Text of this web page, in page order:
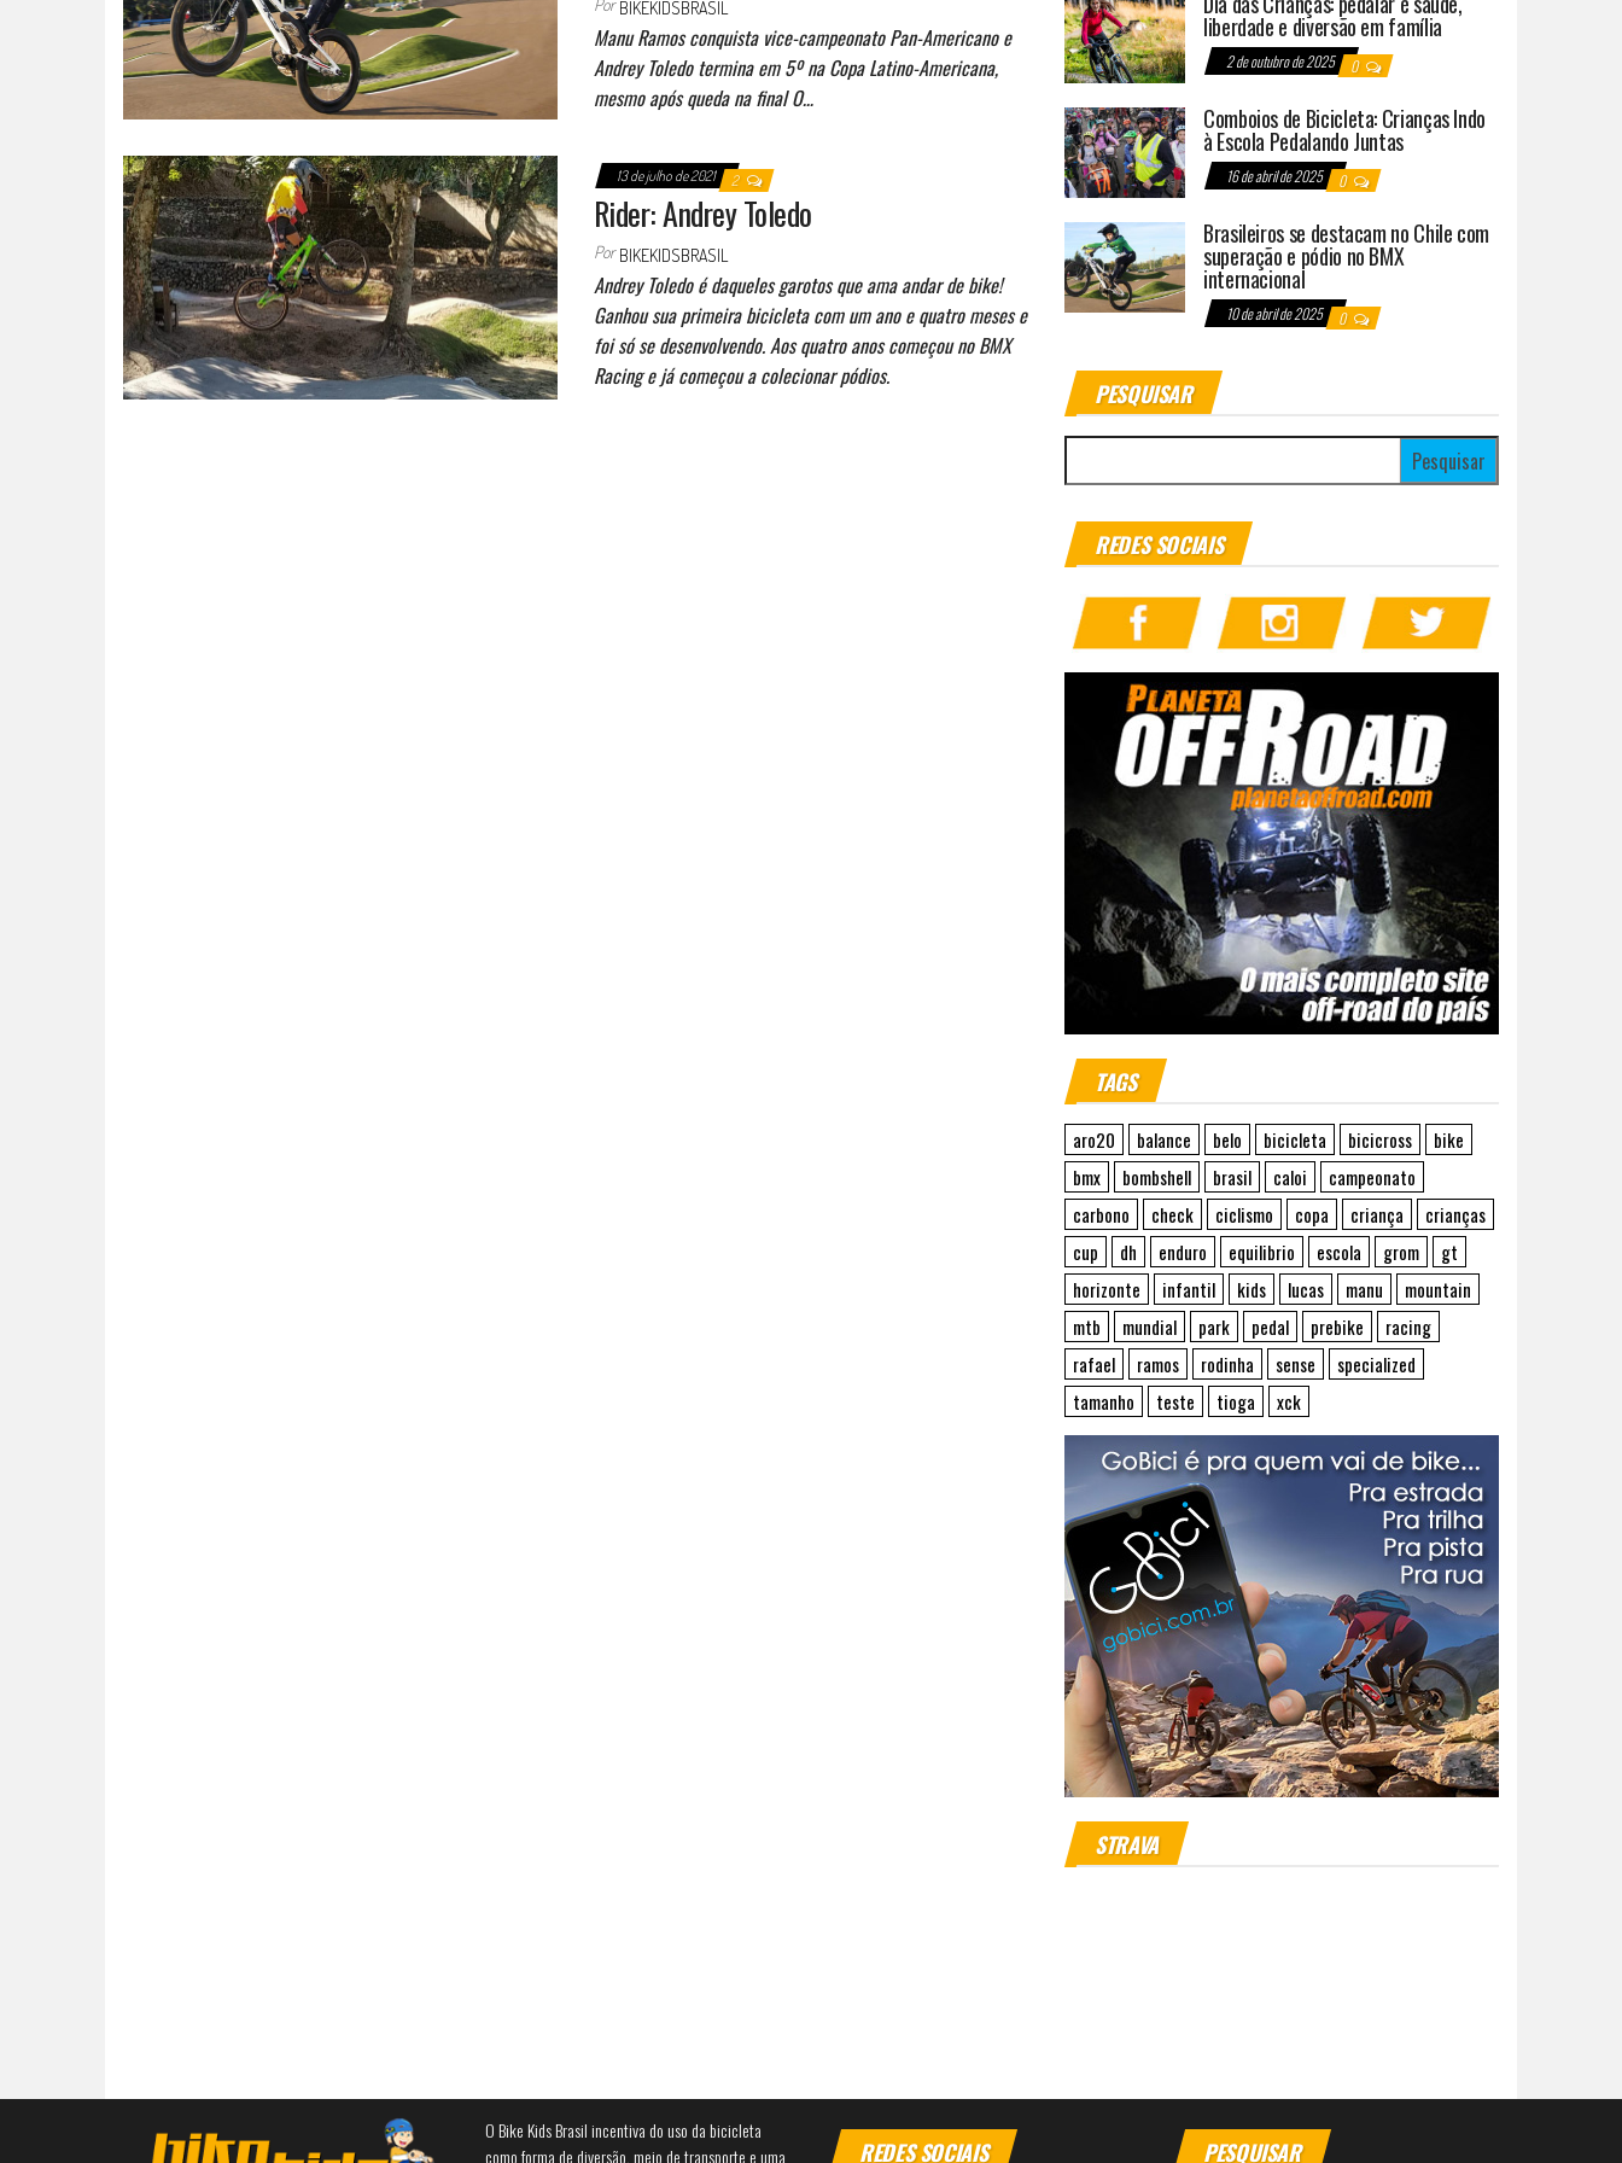
Por BIKEKIDSBRASIL
Manu Ramos conquista vice-campeonato Pan-Americano e
Andrey Toledo termina em 5º na Copa Latino-Americana,
mesmo após queda na final O…
13 de julho de 2021 2
Rider: Andrey Toledo
Por BIKEKIDSBRASIL
Andrey Toledo é daqueles garotos que ama andar de bike!
Ganhou sua primeira bicicleta com um ano e quatro meses e
foi só se desenvolvendo. Aos quatro anos começou no BMX
Racing e já começou a colecionar pódios.
liberdade e diversão em família
2 de outubro de 2025 0
Comboios de Bicicleta: Crianças Indo
à Escola Pedalando Juntas
16 de abril de 2025 0
Brasileiros se destacam no Chile com
superação e pódio no BMX
internacional
10 de abril de 2025 0
PESQUISAR
REDES SOCIAIS
TAGS
aro20 balance belo bicicleta bicicross
bike
bmx
bombshell brasil caloi
campeonato
carbono
check ciclismo copa criança
crianças
cup
dh enduro equilibrio escola grom
gt
horizonte
infantil kids lucas manu
mountain
mtb
mundial park pedal prebike
racing
rafael
ramos rodinha sense
specialized
tamanho
teste tioga xck
STRAVA
O Bike Kids Brasil incentiva do uso da bicicleta
como forma de diversão, meio de transporte e uma
REDES SOCIAIS PESQUISAR